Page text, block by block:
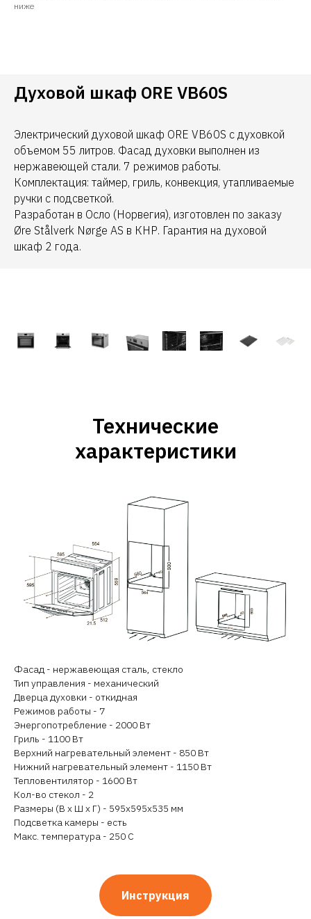
ниже
Духовой шкаф ORE VB60S
Электрический духовой шкаф ORE VB60S с духовкой
объемом 55 литров. Фасад духовки выполнен из
нержавеющей стали. 7 режимов работы.
Комплектация: таймер, гриль, конвекция, утапливаемые
ручки с подсветкой.
Разработан в Осло (Норвегия), изготовлен по заказу
Øre Stålverk Nørge AS в КНР. Гарантия на духовой
шкаф 2 года.
Технические
характеристики
Фасад - нержавеющая сталь, стекло
Тип управления - механический
Дверца духовки - откидная
Режимов работы - 7
Энергопотребление - 2000 Вт
Гриль - 1100 Вт
Верхний нагревательный элемент - 850 Вт
Нижний нагревательный элемент - 1150 Вт
Тепловентилятор - 1600 Вт
Кол-во стекол - 2
Размеры (В х Ш х Г) - 595x595x535 мм
Подсветка камеры - есть
Макс. температура - 250 С
Инструкция